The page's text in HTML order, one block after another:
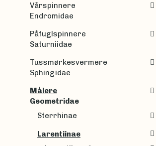
Vårspinnere
Endromidae
Påfuglspinnere
Saturniidae
Tussmørkesvermere
Sphingidae
Målere
Geometridae
Sterrhinae
Larentiinae